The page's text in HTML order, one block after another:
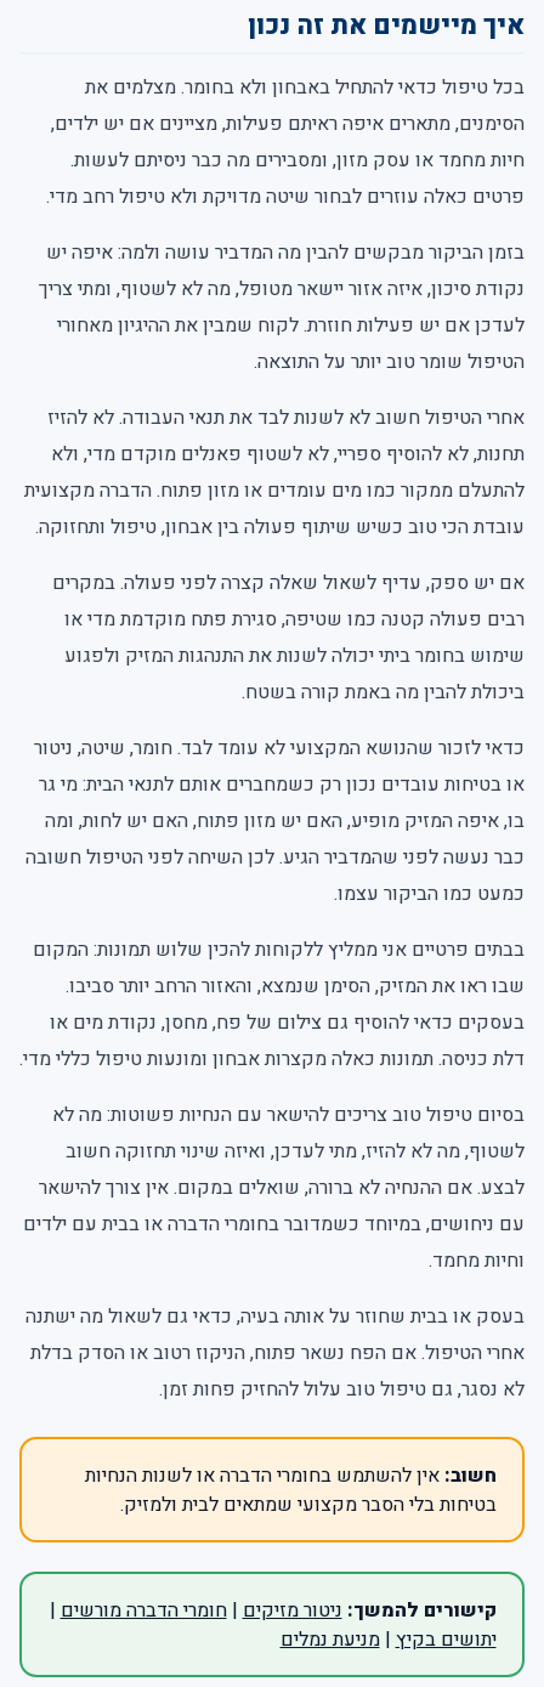
איך מיישמים את זה נכון
בכל טיפול כדאי להתחיל באבחון ולא בחומר. מצלמים את
הסימנים, מתארים איפה ראיתם פעילות, מציינים אם יש ילדים,
חיות מחמד או עסק מזון, ומסבירים מה כבר ניסיתם לעשות.
פרטים כאלה עוזרים לבחור שיטה מדויקת ולא טיפול רחב מדי.
בזמן הביקור מבקשים להבין מה המדביר עושה ולמה: איפה יש
נקודת סיכון, איזה אזור יישאר מטופל, מה לא לשטוף, ומתי צריך
לעדכן אם יש פעילות חוזרת. לקוח שמבין את ההיגיון מאחורי
הטיפול שומר טוב יותר על התוצאה.
אחרי הטיפול חשוב לא לשנות לבד את תנאי העבודה. לא להזיז
תחנות, לא להוסיף ספריי, לא לשטוף פאנלים מוקדם מדי, ולא
להתעלם ממקור כמו מים עומדים או מזון פתוח. הדברה מקצועית
עובדת הכי טוב כשיש שיתוף פעולה בין אבחון, טיפול ותחזוקה.
אם יש ספק, עדיף לשאול שאלה קצרה לפני פעולה. במקרים
רבים פעולה קטנה כמו שטיפה, סגירת פתח מוקדמת מדי או
שימוש בחומר ביתי יכולה לשנות את התנהגות המזיק ולפגוע
ביכולת להבין מה באמת קורה בשטח.
כדאי לזכור שהנושא המקצועי לא עומד לבד. חומר, שיטה, ניטור
או בטיחות עובדים נכון רק כשמחברים אותם לתנאי הבית: מי גר
בו, איפה המזיק מופיע, האם יש מזון פתוח, האם יש לחות, ומה
כבר נעשה לפני שהמדביר הגיע. לכן השיחה לפני הטיפול חשובה
כמעט כמו הביקור עצמו.
בבתים פרטיים אני ממליץ ללקוחות להכין שלוש תמונות: המקום
שבו ראו את המזיק, הסימן שנמצא, והאזור הרחב יותר סביבו.
בעסקים כדאי להוסיף גם צילום של פח, מחסן, נקודת מים או
דלת כניסה. תמונות כאלה מקצרות אבחון ומונעות טיפול כללי מדי.
בסיום טיפול טוב צריכים להישאר עם הנחיות פשוטות: מה לא
לשטוף, מה לא להזיז, מתי לעדכן, ואיזה שינוי תחזוקה חשוב
לבצע. אם ההנחיה לא ברורה, שואלים במקום. אין צורך להישאר
עם ניחושים, במיוחד כשמדובר בחומרי הדברה או בבית עם ילדים
וחיות מחמד.
בעסק או בבית שחוזר על אותה בעיה, כדאי גם לשאול מה ישתנה
אחרי הטיפול. אם הפח נשאר פתוח, הניקוז רטוב או הסדק בדלת
לא נסגר, גם טיפול טוב עלול להחזיק פחות זמן.
חשוב: אין להשתמש בחומרי הדברה או לשנות הנחיות
בטיחות בלי הסבר מקצועי שמתאים לבית ולמזיק.
קישורים להמשך: ניטור מזיקים |חומרי הדברה מורשים |
יתושים בקיץ |מניעת נמלים